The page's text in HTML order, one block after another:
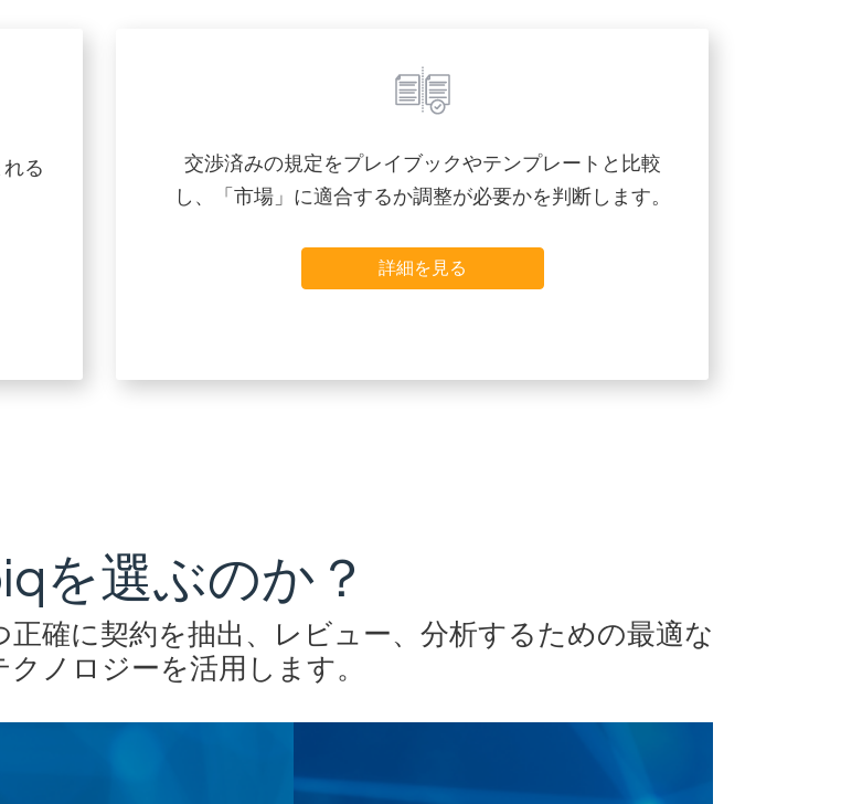
る
交渉済みの規定をプレイブックやテンプレートと比較
し、「市場」に適合するか調整が必要かを判断します。
詳細を見る
を選ぶのか？
確に契約を抽出、レビュー、分析するための最適な
ノロジーを活用します。